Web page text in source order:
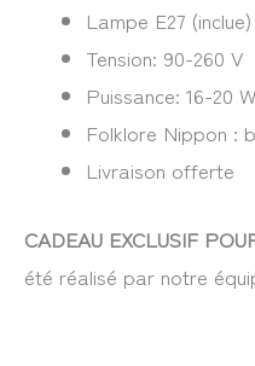
Lampe E27 (inclue)
Tension: 90-260 V
Puissance: 16-20 W
Folklore Nippon :
Livraison offerte
CADEAU EXCLUSIF
été réalisé par notre